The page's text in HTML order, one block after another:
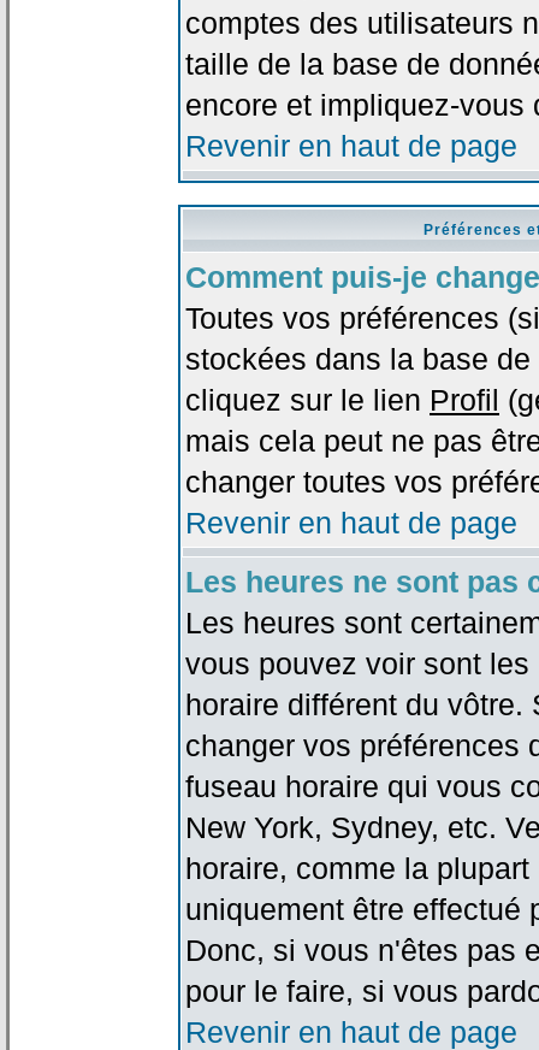
comptes des utilisateurs
taille de la base de
encore et impliquez-
Revenir en haut de page
Préférences
Comment puis-je
Toutes vos préférences
stockées dans la base
cliquez sur le lien Profil
mais cela peut ne pas
changer toutes vos
Revenir en haut de page
Les heures ne sont pas
Les heures sont
vous pouvez voir sont
horaire différent du
changer vos préférences
fuseau horaire qui vous
New York, Sydney, etc.
horaire, comme la
uniquement être effectué
Donc, si vous n'êtes pas
pour le faire, si vous
Revenir en haut de page